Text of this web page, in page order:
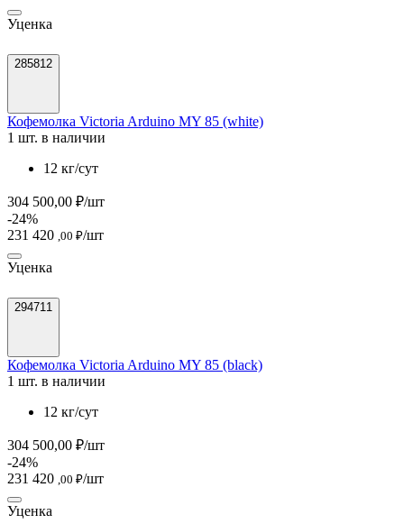
Уценка
285812
Кофемолка Victoria Arduino MY 85 (white)
1 шт. в наличии
12 кг/сут
304 500,00 ₽/шт
-24%
231 420 ,00 ₽/шт
Уценка
294711
Кофемолка Victoria Arduino MY 85 (black)
1 шт. в наличии
12 кг/сут
304 500,00 ₽/шт
-24%
231 420 ,00 ₽/шт
Уценка